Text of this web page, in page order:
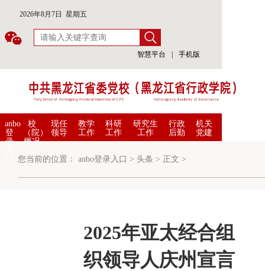
2026年8月7日 星期五
智慧平台 手机版
anbo
登
录
校
（院）
概况
现任
领导
教学
工作
科研
工作
研究生
工作
行政
后勤
机关
党建
您当前的位置： anbo登录入口 > 头条 > 正文 >
2025年亚太经合组
织领导人庆州宣言